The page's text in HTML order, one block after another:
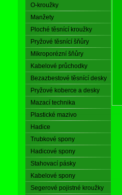
O-kroužky
Manžety
Ploché těsnící kroužky
Pryžové těsnící šňůry
Mikroporézní šňůry
Kabelové průchodky
Bezazbestové těsnící desky
Pryžové koberce a desky
Mazací technika
Plastické mazivo
Hadice
Trubkové spony
Hadicové spony
Stahovací pásky
Kabelové spony
Segerové pojistné kroužky